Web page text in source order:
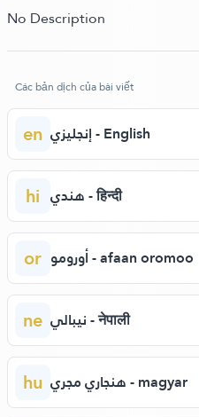
No Description
Các bản dịch của bài viết
en إنجليزي - English
hi هندي - हिन्दी
or أورومو - afaan oromoo
ne نيبالي - नेपाली
hu هنجاري مجري - magyar